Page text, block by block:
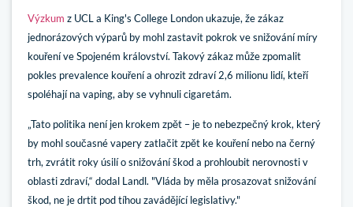
Výzkum z UCL a King's College London ukazuje, že zákaz
jednorázových výparů by mohl zastavit pokrok ve snižování míry
kouření ve Spojeném království. Takový zákaz může zpomalit
pokles prevalence kouření a ohrozit zdraví 2,6 milionu lidí, kteří
spoléhají na vaping, aby se vyhnuli cigaretám.
„Tato politika není jen krokem zpět – je to nebezpečný krok, který
by mohl současné vapery zatlačit zpět ke kouření nebo na černý
trh, zvrátit roky úsilí o snižování škod a prohloubit nerovnosti v
oblasti zdraví,“ dodal Landl. "Vláda by měla prosazovat snižování
škod, ne je drtit pod tíhou zavádějící legislativy."